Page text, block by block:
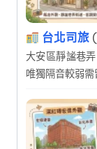
台北司旅
大安區靜謐巷
唯獨隔音較弱需